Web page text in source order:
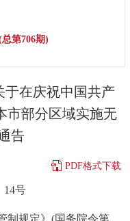
第706期)
于在庆祝中国共产
市部分区域实施无
告
PDF格式下载
14号
规定》(国务院令第